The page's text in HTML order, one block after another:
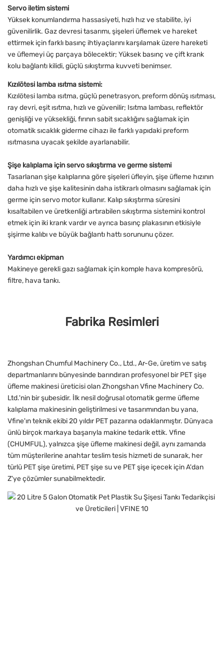
Servo iletim sistemi
Yüksek konumlandırma hassasiyeti, hızlı hız ve stabilite, iyi
güvenilirlik. Gaz devresi tasarımı, şişeleri üflemek ve hareket
ettirmek için farklı basınç ihtiyaçlarını karşılamak üzere hareketi
ve üflemeyi üç parçaya bölecektir; Yüksek basınç ve çift krank
kolu bağlantı kilidi, güçlü sıkıştırma kuvveti benimser.
Kızılötesi lamba ısıtma sistemi:
Kızılötesi lamba ısıtma, güçlü penetrasyon, preform dönüş ısıtması,
ray devri, eşit ısıtma, hızlı ve güvenilir; Isıtma lambası, reflektör
genişliği ve yüksekliği, fırının sabit sıcaklığını sağlamak için
otomatik sıcaklık giderme cihazı ile farklı yapıdaki preform
ısıtmasına uyacak şekilde ayarlanabilir.
Şişe kalıplama için servo sıkıştırma ve germe sistemi
Tasarlanan şişe kalıplarına göre şişeleri üfleyin, şişe üfleme hızının
daha hızlı ve şişe kalitesinin daha istikrarlı olmasını sağlamak için
germe için servo motor kullanır. Kalıp sıkıştırma süresini
kısaltabilen ve üretkenliği artırabilen sıkıştırma sistemini kontrol
etmek için iki krank vardır ve ayrıca basınç plakasının etkisiyle
şişirme kalıbı ve büyük bağlantı hattı sorununu çözer.
Yardımcı ekipman
Makineye gerekli gazı sağlamak için komple hava kompresörü,
filtre, hava tankı.
Fabrika Resimleri
Zhongshan Chumful Machinery Co., Ltd., Ar-Ge, üretim ve satış
departmanlarını bünyesinde barındıran profesyonel bir PET şişe
üfleme makinesi üreticisi olan Zhongshan Vfine Machinery Co.
Ltd.'nin bir şubesidir. İlk nesil doğrusal otomatik germe üfleme
kalıplama makinesinin geliştirilmesi ve tasarımından bu yana,
Vfine'ın teknik ekibi 20 yıldır PET pazarına odaklanmıştır. Dünyaca
ünlü birçok markaya başarıyla makine tedarik ettik. Vfine
(CHUMFUL), yalnızca şişe üfleme makinesi değil, aynı zamanda
tüm müşterilerine anahtar teslim tesis hizmeti de sunarak, her
türlü PET şişe üretimi, PET şişe su ve PET şişe içecek için A'dan
Z'ye çözümler sunabilmektedir.